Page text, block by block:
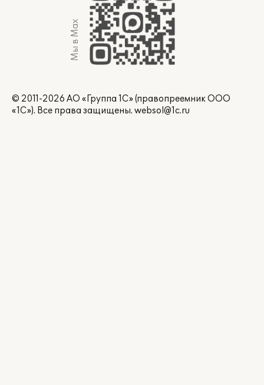
Мы в Max
© 2011-2026 АО «Группа 1С» (правопреемник ООО
«1С»). Все права защищены. websol@1c.ru